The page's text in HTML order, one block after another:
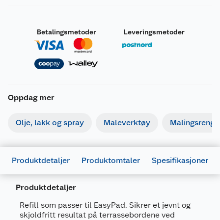
Betalingsmetoder Leveringsmetoder
Oppdag mer
Olje, lakk og spray Maleverktøy
Produktdetaljer Produktomtaler Spesifikasjoner
Produktdetaljer
Refill som passer til EasyPad. Sikrer et jevnt og
skjoldfritt resultat på terrassebordene ved